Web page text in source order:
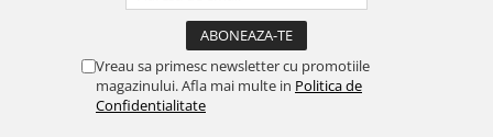
Vreau sa primesc newsletter cu promotiile
magazinului. Afla mai multe in Politica de
Confidentialitate